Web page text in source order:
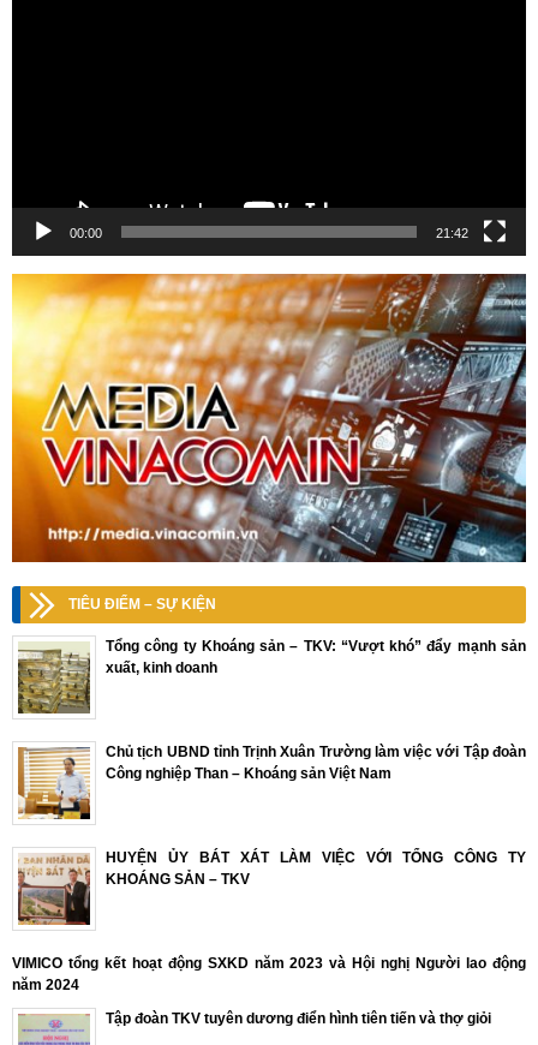
00:00 21:42
TIÊU ĐIỂM – SỰ KIỆN
Tổng công ty Khoáng sản – TKV: “Vượt khó” đẩy mạnh sản
xuất, kinh doanh
Chủ tịch UBND tỉnh Trịnh Xuân Trường làm việc với Tập đoàn
Công nghiệp Than – Khoáng sản Việt Nam
HUYỆN ỦY BÁT XÁT LÀM VIỆC VỚI TỔNG CÔNG TY
KHOÁNG SẢN – TKV
VIMICO tổng kết hoạt động SXKD năm 2023 và Hội nghị Người lao động
năm 2024
Tập đoàn TKV tuyên dương điển hình tiên tiến và thợ giỏi